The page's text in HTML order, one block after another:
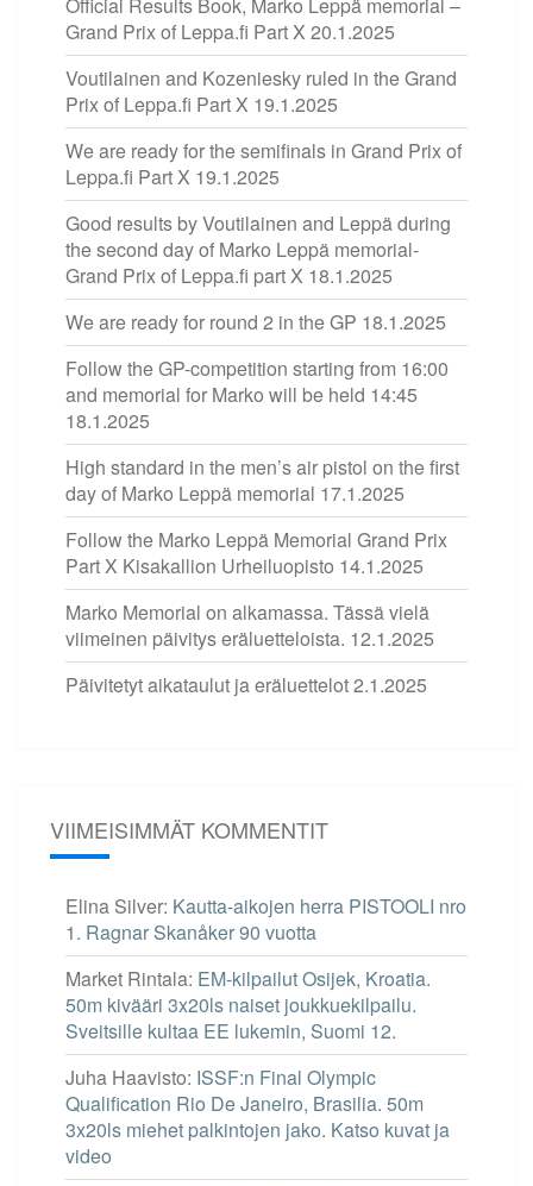
Grand Prix of Leppa.fi Part X 20.1.2025
Voutilainen and Kozeniesky ruled in the Grand
Prix of Leppa.fi Part X 19.1.2025
We are ready for the semifinals in Grand Prix of
Leppa.fi Part X 19.1.2025
Good results by Voutilainen and Leppä during
the second day of Marko Leppä memorial-
Grand Prix of Leppa.fi part X 18.1.2025
We are ready for round 2 in the GP 18.1.2025
Follow the GP-competition starting from 16:00
and memorial for Marko will be held 14:45
18.1.2025
High standard in the men’s air pistol on the first
day of Marko Leppä memorial 17.1.2025
Follow the Marko Leppä Memorial Grand Prix
Part X Kisakallion Urheiluopisto 14.1.2025
Marko Memorial on alkamassa. Tässä vielä
viimeinen päivitys eräluetteloista. 12.1.2025
Päivitetyt aikataulut ja eräluettelot2.1.2025
VIIMEISIMMÄT KOMMENTIT
Elina Silver: Kautta-aikojen herra PISTOOLI nro
1. Ragnar Skanåker 90 vuotta
Market Rintala: EM-kilpailut Osijek, Kroatia.
50m kivääri 3x20ls naiset joukkuekilpailu.
Sveitsille kultaa EE lukemin, Suomi 12.
Juha Haavisto: ISSF:n Final Olympic
Qualification Rio De Janeiro, Brasilia. 50m
3x20ls miehet palkintojen jako. Katso kuvat ja
video